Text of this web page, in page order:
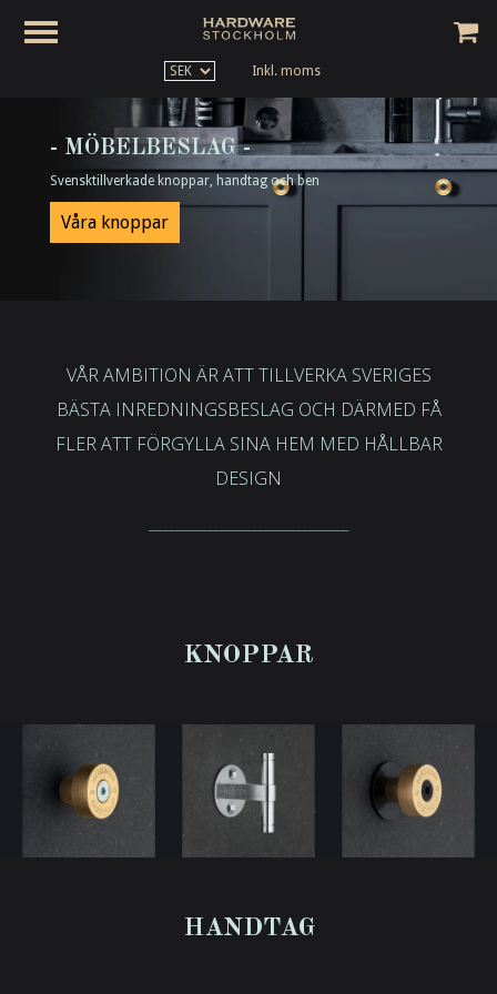
- MÖBELBESLAG -
Svensktillverkade knoppar, handtag och ben
Våra knoppar
VÅR AMBITION ÄR ATT TILLVERKA SVERIGES
BÄSTA INREDNINGSBESLAG OCH DÄRMED FÅ
FLER ATT FÖRGYLLA SINA HEM MED HÅLLBAR
DESIGN
KNOPPAR
HANDTAG
Inkl. moms